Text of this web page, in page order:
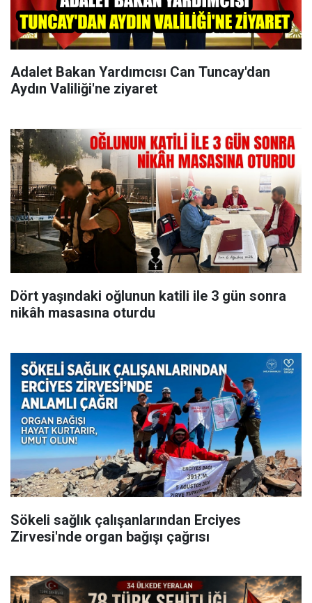
Adalet Bakan Yardımcısı Can Tuncay'dan
Aydın Valiliği'ne ziyaret
Dört yaşındaki oğlunun katili ile 3 gün sonra
nikâh masasına oturdu
Sökeli sağlık çalışanlarından Erciyes
Zirvesi'nde organ bağışı çağrısı